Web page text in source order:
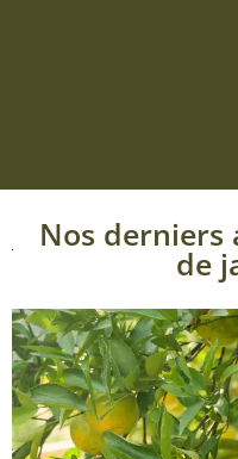
Nos derniers
de